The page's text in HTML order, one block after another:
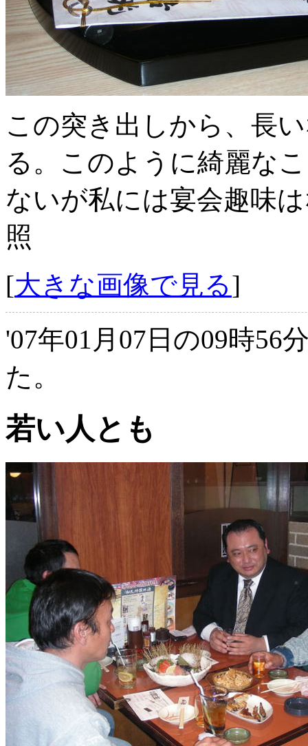
この突き出しから、長
る。このように綺麗な
ないが私には宴会趣味
照
[大きな画像で見る]
'07年01月07日の09時56
た。
若い人とも